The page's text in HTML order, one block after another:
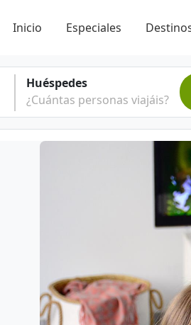
Inicio Especiales
Huéspedes
¿Cuántas personas viajáis?